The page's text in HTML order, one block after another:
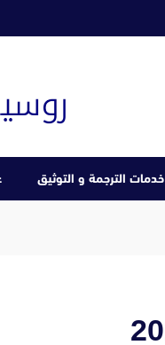
خدمات الترجمة و التوثيق